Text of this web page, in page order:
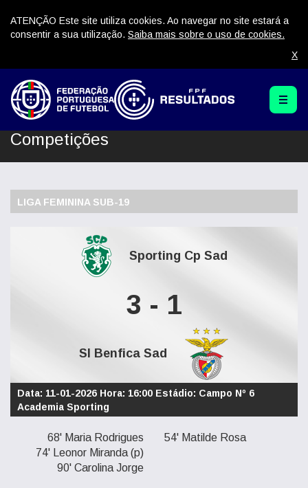
ATENÇÃO Este site utiliza cookies. Ao navegar no site estará a
consentir a sua utilização. Saiba mais sobre o uso de cookies.
X
Competições
LIGA FEMININA SUB-19
Sporting Cp Sad
3 - 1
Sl Benfica Sad
Data: 11-01-2026 Hora: 16:00 Estádio: Campo Nº 6
Academia Sporting
68' Maria Rodrigues
74' Leonor Miranda (p)
90' Carolina Jorge
54' Matilde Rosa